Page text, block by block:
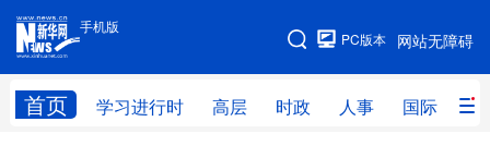
手机版
网站无障碍
PC版本
首页 学习进行时 高层 时政 人事 国际 财
手机版
网站地图